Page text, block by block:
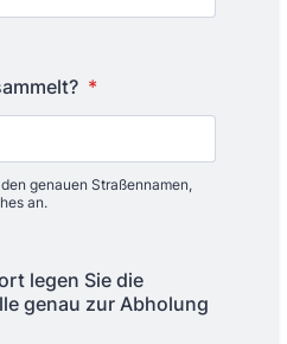
*
genauen Straßennamen,
an.
legen Sie die
genau zur Abholung